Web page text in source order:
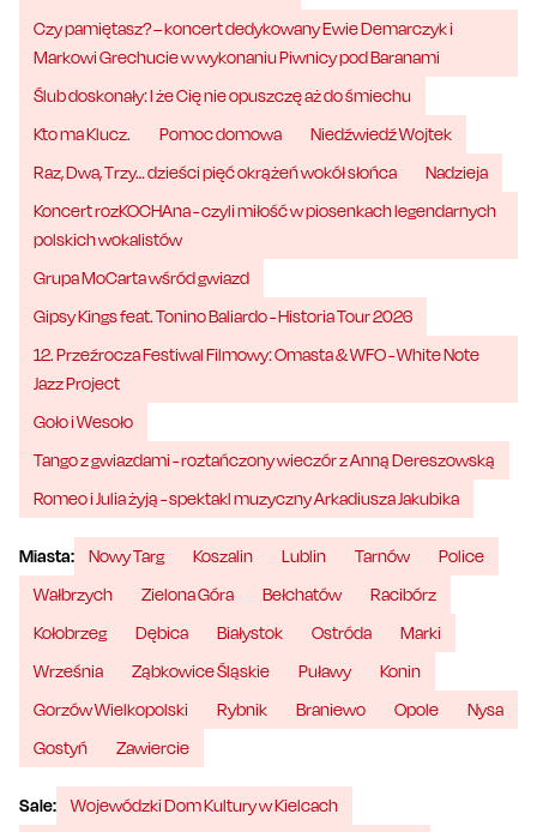
Czy pamiętasz? – koncert dedykowany Ewie Demarczyk i
Markowi Grechucie w wykonaniu Piwnicy pod Baranami
Ślub doskonały: I że Cię nie opuszczę aż do śmiechu
Kto ma Klucz.
Pomoc domowa
Niedźwiedź Wojtek
Raz, Dwa, Trzy… dzieści pięć okrążeń wokół słońca
Nadzieja
Koncert rozKOCHAna - czyli miłość w piosenkach legendarnych
polskich wokalistów
Grupa MoCarta wśród gwiazd
Gipsy Kings feat. Tonino Baliardo - Historia Tour 2026
12. Przeźrocza Festiwal Filmowy: Omasta & WFO - White Note
Jazz Project
Goło i Wesoło
Tango z gwiazdami - roztańczony wieczór z Anną Dereszowską
Romeo i Julia żyją - spektakl muzyczny Arkadiusza Jakubika
Miasta: Nowy Targ Koszalin Lublin Tarnów
Police
Wałbrzych
Zielona Góra Bełchatów
Racibórz
Kołobrzeg
Dębica Białystok Ostróda
Marki
Września
Ząbkowice Śląskie Puławy
Konin
Gorzów Wielkopolski
Rybnik Braniewo Opole
Nysa
Gostyń
Zawiercie
Sale:
Wojewódzki Dom Kultury w Kielcach